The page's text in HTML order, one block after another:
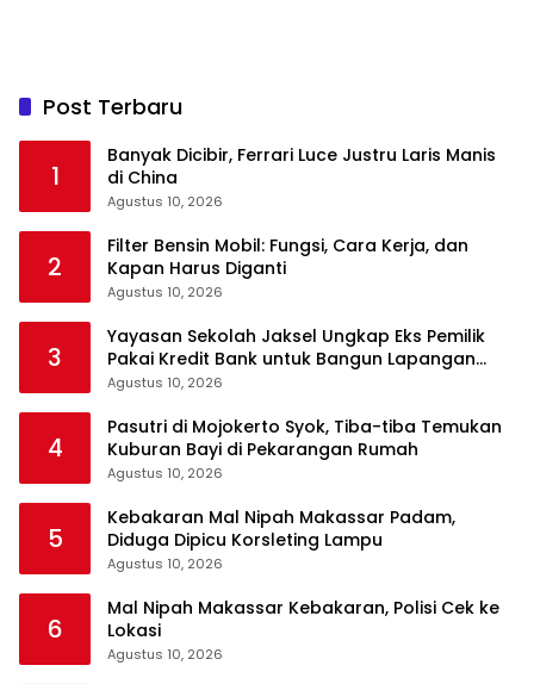
Post Terbaru
1
Banyak Dicibir, Ferrari Luce Justru Laris Manis
di China
Agustus 10, 2026
2
Filter Bensin Mobil: Fungsi, Cara Kerja, dan
Kapan Harus Diganti
Agustus 10, 2026
3
Yayasan Sekolah Jaksel Ungkap Eks Pemilik
Pakai Kredit Bank untuk Bangun Lapangan
Padel
Agustus 10, 2026
4
Pasutri di Mojokerto Syok, Tiba-tiba Temukan
Kuburan Bayi di Pekarangan Rumah
Agustus 10, 2026
5
Kebakaran Mal Nipah Makassar Padam,
Diduga Dipicu Korsleting Lampu
Agustus 10, 2026
6
Mal Nipah Makassar Kebakaran, Polisi Cek ke
Lokasi
Agustus 10, 2026